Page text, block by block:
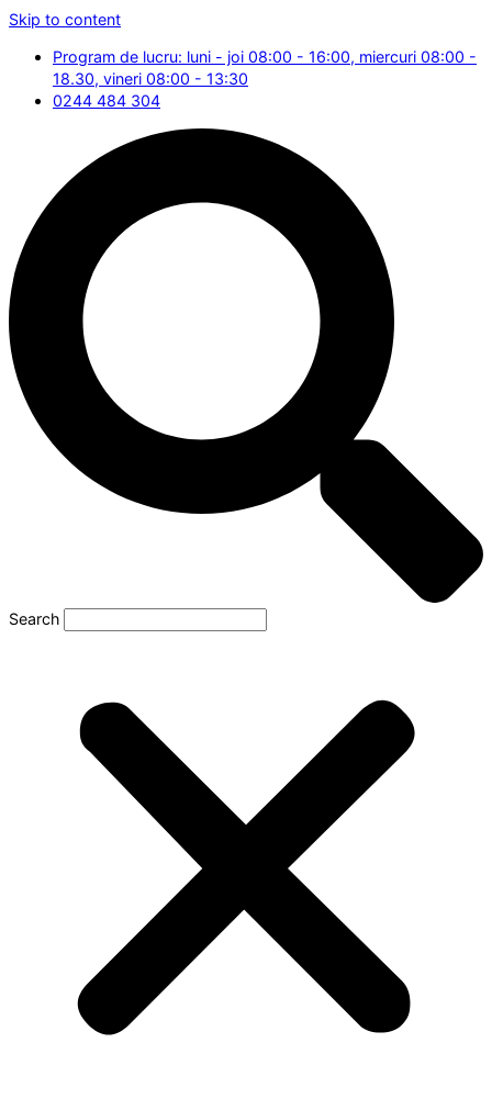
Skip to content
Program de lucru: luni - joi 08:00 - 16:00, miercuri 08:00 -
18.30, vineri 08:00 - 13:30
0244 484 304
Search